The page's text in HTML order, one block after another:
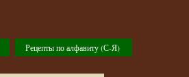
Рецепты по алфавиту (С-Я)